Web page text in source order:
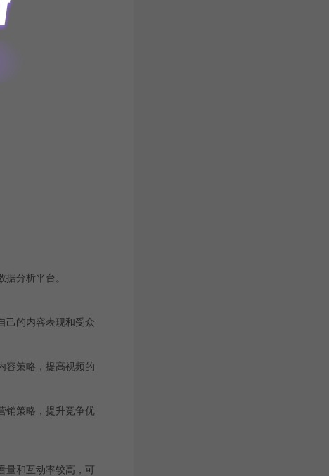
分析平台。
己的内容表现和受众
容策略，提高视频的
销策略，提升竞争优
和互动率较高，可